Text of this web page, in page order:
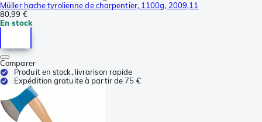
Müller hache tyrolienne de charpentier, 1100g, 2009,11
80,99 €
En stock
Comparer
Produit en stock, livrarison rapide
Expédition gratuite à partir de 75 €